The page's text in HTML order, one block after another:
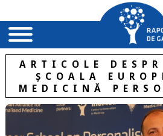
ARTICOLE
ȘCOALA
MEDICINĂ